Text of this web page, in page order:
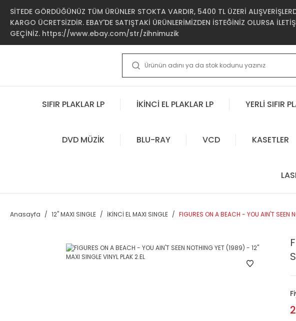
SİTEDE GÖRDÜĞÜNÜZ TÜM ÜRÜNLER STOKTA VARDIR, 5400 TL ÜZERİ
KARGO ÜCRETSİZDİR. EBAY'DE SATIŞTAKİ ÜRÜNLERİMİZDEN İSTEĞİNİZ OLURSA
GEÇİNİZ. https://www.ebay.com/str/zihnimuzik
SIFIR PLAKLAR LP İKİNCİ EL PLAKLAR LP YERLİ SIFIR
DVD MÜZİK BLU-RAY VCD KASETLER
Anasayfa 12'' MAXI SINGLE İKİNCİ EL MAXI SINGLE FIGURES ON A BEACH - YOU AIN'T SEEN